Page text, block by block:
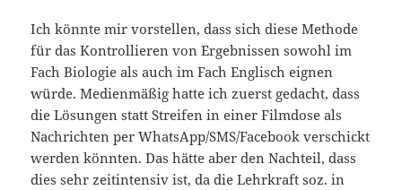
Ich könnte mir vorstellen, dass sich diese Methode
für das Kontrollieren von Ergebnissen sowohl im
Fach Biologie als auch im Fach Englisch eignen
würde. Medienmäßig hatte ich zuerst gedacht, dass
die Lösungen statt Streifen in einer Filmdose als
Nachrichten per WhatsApp/SMS/Facebook verschickt
werden könnten. Das hätte aber den Nachteil, dass
dies sehr zeitintensiv ist, da die Lehrkraft soz. in